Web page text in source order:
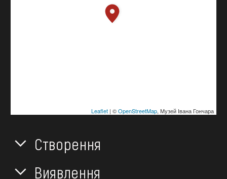
Leaflet| ©OpenStreetMap, Музей Івана Гончара
Створення
Виявлення